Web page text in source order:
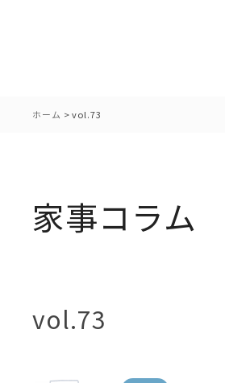
ホーム >vol.73
家事コラム
vol.73